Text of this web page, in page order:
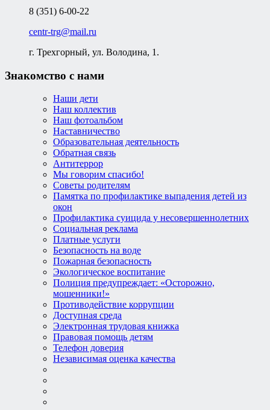
8 (351) 6-00-22
centr-trg@mail.ru
г. Трехгорный, ул. Володина, 1.
Знакомство с нами
Наши дети
Наш коллектив
Наш фотоальбом
Наставничество
Образовательная деятельность
Обратная связь
Антитеррор
Мы говорим спасибо!
Советы родителям
Памятка по профилактике выпадения детей из
окон
Профилактика суицида у несовершеннолетних
Социальная реклама
Платные услуги
Безопасность на воде
Пожарная безопасность
Экологическое воспитание
Полиция предупреждает: «Осторожно,
мошенники!»
Противодействие коррупции
Доступная среда
Электронная трудовая книжка
Правовая помощь детям
Телефон доверия
Независимая оценка качества